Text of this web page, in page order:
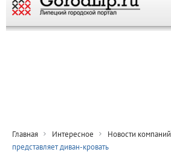
Главная Интересное Новости компаний
представляет диван-кровать